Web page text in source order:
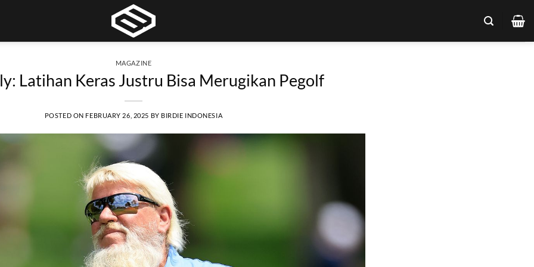
MAGAZINE
Latihan Keras Justru Bisa Merugikan Pegolf
POSTED ON FEBRUARY 26, 2025 BY BIRDIE INDONESIA